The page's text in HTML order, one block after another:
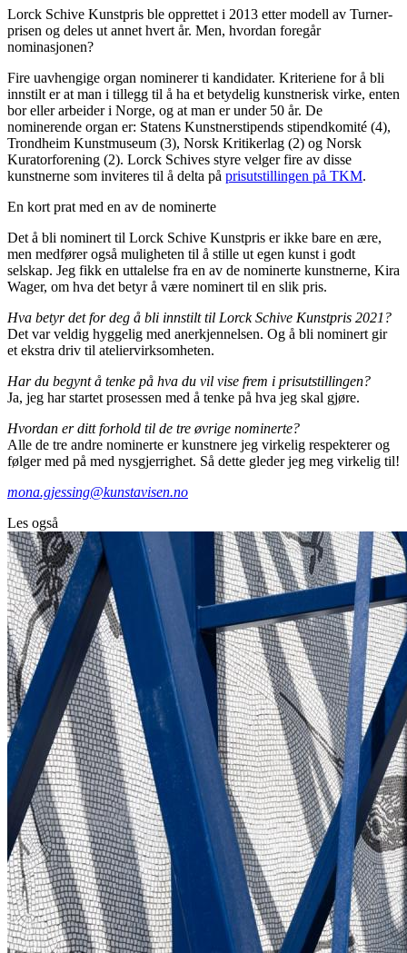
Lorck Schive Kunstpris ble opprettet i 2013 etter modell av Turner-
prisen og deles ut annet hvert år. Men, hvordan foregår
nominasjonen?
Fire uavhengige organ nominerer ti kandidater. Kriteriene for å bli
innstilt er at man i tillegg til å ha et betydelig kunstnerisk virke, enten
bor eller arbeider i Norge, og at man er under 50 år. De
nominerende organ er: Statens Kunstnerstipends stipendkomité (4),
Trondheim Kunstmuseum (3), Norsk Kritikerlag (2) og Norsk
Kuratorforening (2). Lorck Schives styre velger fire av disse
kunstnerne som inviteres til å delta på prisutstillingen på TKM.
En kort prat med en av de nominerte
Det å bli nominert til Lorck Schive Kunstpris er ikke bare en ære,
men medfører også muligheten til å stille ut egen kunst i godt
selskap. Jeg fikk en uttalelse fra en av de nominerte kunstnerne, Kira
Wager, om hva det betyr å være nominert til en slik pris.
Hva betyr det for deg å bli innstilt til Lorck Schive Kunstpris 2021?
Det var veldig hyggelig med anerkjennelsen. Og å bli nominert gir
et ekstra driv til ateliervirksomheten.
Har du begynt å tenke på hva du vil vise frem i prisutstillingen?
Ja, jeg har startet prosessen med å tenke på hva jeg skal gjøre.
Hvordan er ditt forhold til de tre øvrige nominerte?
Alle de tre andre nominerte er kunstnere jeg virkelig respekterer og
følger med på med nysgjerrighet. Så dette gleder jeg meg virkelig til!
mona.gjessing@kunstavisen.no
Les også